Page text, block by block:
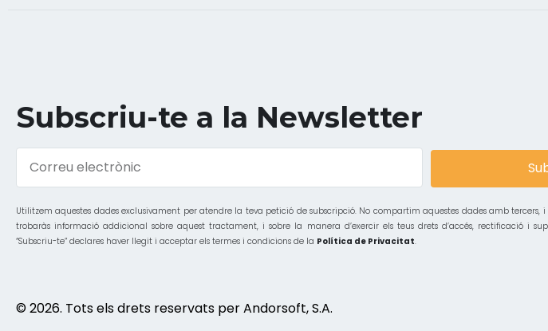
Subscriu-te a la Newsletter
Utilitzem aquestes dades exclusivament per atendre la teva petició de subscripció. No compartim aquestes dades amb tercers,
trobaràs informació addicional sobre aquest tractament, i sobre la manera d’exercir els teus drets d’accés, rectificació i
“Subscriu-te” declares haver llegit i acceptar els termes i condicions de la Política de Privacitat.
© 2026. Tots els drets reservats per Andorsoft, S.A.